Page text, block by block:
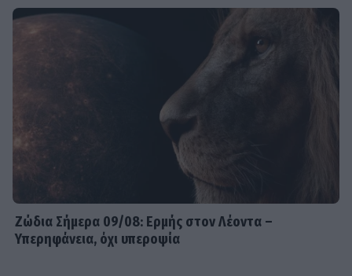
Ζώδια Σήμερα 09/08: Ερμής στον Λέοντα –
Υπερηφάνεια, όχι υπεροψία